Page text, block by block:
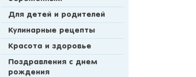
Для детей и родителей
Кулинарные рецепты
Красота и здоровье
Поздравления с днем
рождения